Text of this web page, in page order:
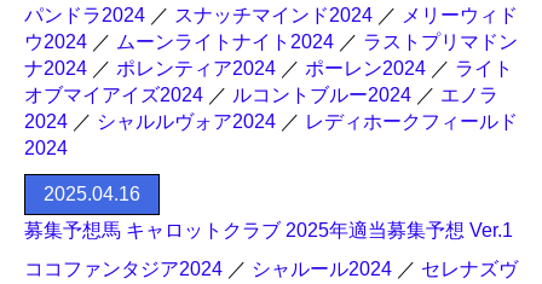
パンドラ2024 ／ スナッチマインド2024 ／ メリーウィド
ウ2024 ／ ムーンライトナイト2024 ／ ラストプリマドン
ナ2024 ／ ポレンティア2024 ／ ポーレン2024 ／ ライト
オブマイアイズ2024 ／ ルコントブルー2024 ／ エノラ
2024 ／ シャルルヴォア2024 ／ レディホークフィールド
2024
2025.04.16
募集予想馬 キャロットクラブ 2025年適当募集予想 Ver.1
ココファンタジア2024 ／ シャルール2024 ／ セレナズヴ